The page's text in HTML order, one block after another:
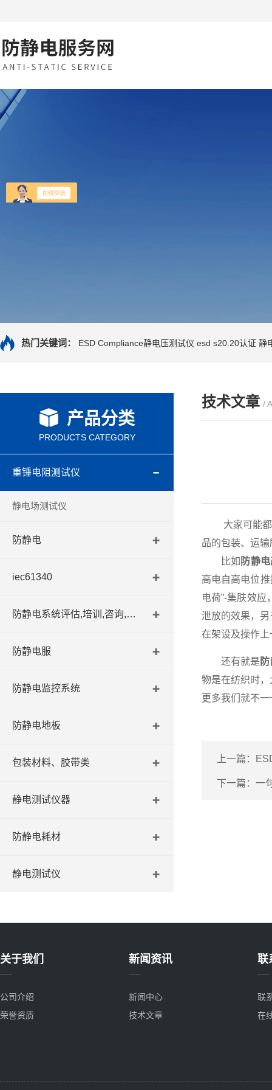
热门关键词： ESD Compliance静电压测试仪 esd s20.20认证 静
产品分类
PRODUCTS CATEGORY
重锤电阻测试仪
静电场测试仪
防静电
iec61340
防静电系统评估,培训,咨询,认证
防静电服
防静电监控系统
防静电地板
包装材料、胶带类
静电测试仪器
防静电耗材
静电测试仪
技术文章 /
大家可能都
品的包装、运
比如 防静
高电自高电位
电荷”-集肤效
泄放的效果，
在架设及操作
还有就是
物是在纺织时
更多我们就不
上一篇：
下一篇： 一
关于我们
公司介绍
荣誉资质
新闻资讯
新闻中心
技术文章
联
联
在